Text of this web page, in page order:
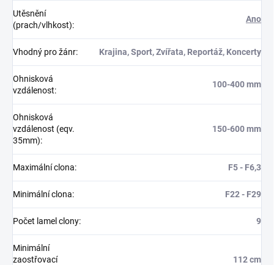
Utěsnění
(prach/vlhkost):
Ano
Vhodný pro žánr: Krajina, Sport, Zvířata, Reportáž, Koncerty
Ohnisková
vzdálenost:
100-400 mm
Ohnisková
vzdálenost (eqv.
35mm):
150-600 mm
Maximální clona: F5 - F6,3
Minimální clona: F22 - F29
Počet lamel clony: 9
Minimální
zaostřovací
112 cm